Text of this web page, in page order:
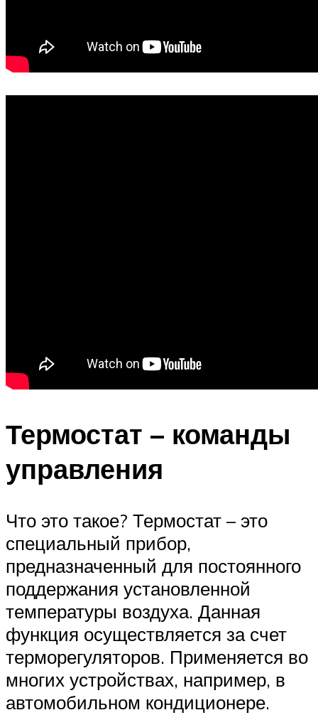
Термостат – команды
управления
Что это такое? Термостат – это
специальный прибор,
предназначенный для постоянного
поддержания установленной
температуры воздуха. Данная
функция осуществляется за счет
терморегуляторов. Применяется во
многих устройствах, например, в
автомобильном кондиционере.